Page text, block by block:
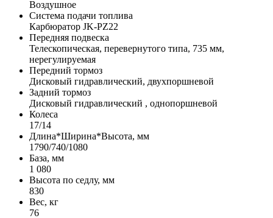
Воздушное
Система подачи топлива
Карбюратор JK-PZ22
Передняя подвеска
Телескопическая, перевернутого типа, 735 мм,
нерегулируемая
Передний тормоз
Дисковый гидравлический, двухпоршневой
Задний тормоз
Дисковый гидравлический , однопоршневой
Колеса
17/14
Длина*Ширина*Высота, мм
1790/740/1080
База, мм
1 080
Высота по седлу, мм
830
Вес, кг
76